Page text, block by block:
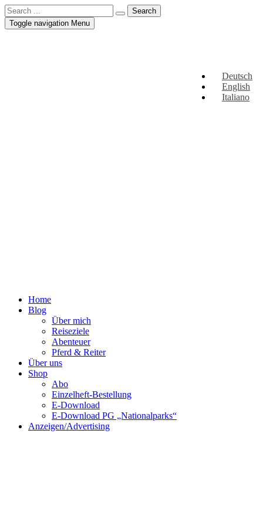
Deutsch
English
Italiano
Toggle navigation Menu
Home
Blog
Über mich
Reiseziele
Abenteuer
Pferd & Reiter
Über uns
Shop
Abo
Einzelheft-Bestellung
E-Download
E-Download PG „Nationalparks“
Anzeigen/Advertising